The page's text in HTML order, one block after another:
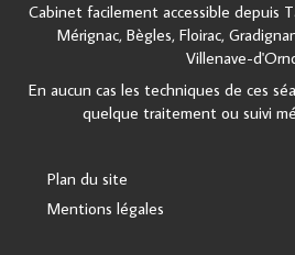
Cabinet facilement accessible depuis
Mérignac, Bègles, Floirac,
Villenave-
En aucun cas les techniques de ces
quelque traitement ou suivi
Plan du site
Mentions légales